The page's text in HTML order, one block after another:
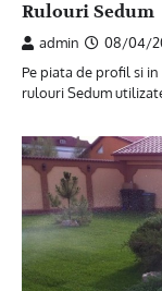
Rulouri Sedum
admin
08/04/
Pe piata de profil si
rulouri Sedum